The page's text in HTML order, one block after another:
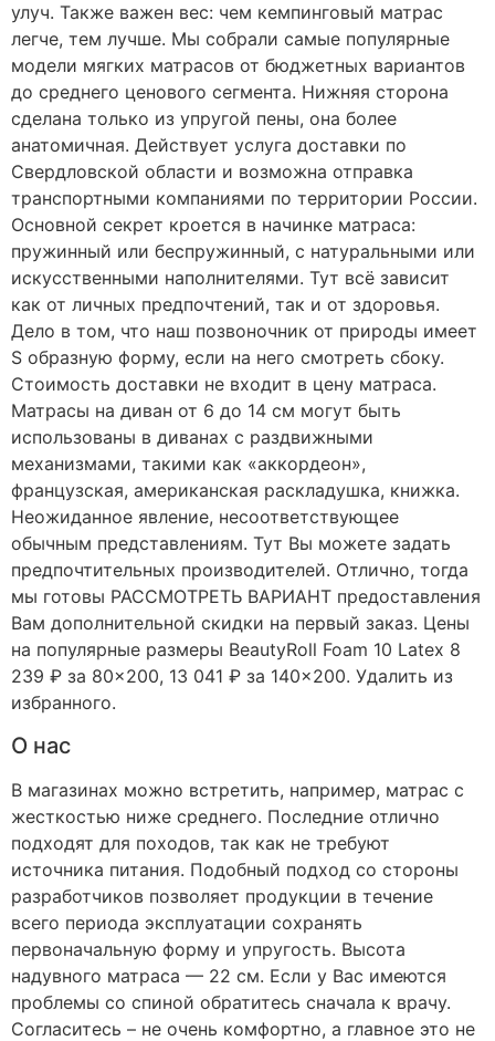
улуч. Также важен вес: чем кемпинговый матрас
легче, тем лучше. Мы собрали самые популярные
модели мягких матрасов от бюджетных вариантов
до среднего ценового сегмента. Нижняя сторона
сделана только из упругой пены, она более
анатомичная. Действует услуга доставки по
Свердловской области и возможна отправка
транспортными компаниями по территории России.
Основной секрет кроется в начинке матраса:
пружинный или беспружинный, с натуральными или
искусственными наполнителями. Тут всё зависит
как от личных предпочтений, так и от здоровья.
Дело в том, что наш позвоночник от природы имеет
S образную форму, если на него смотреть сбоку.
Стоимость доставки не входит в цену матраса.
Матрасы на диван от 6 до 14 см могут быть
использованы в диванах с раздвижными
механизмами, такими как «аккордеон»,
французская, американская раскладушка, книжка.
Неожиданное явление, несоответствующее
обычным представлениям. Тут Вы можете задать
предпочтительных производителей. Отлично, тогда
мы готовы РАССМОТРЕТЬ ВАРИАНТ предоставления
Вам дополнительной скидки на первый заказ. Цены
на популярные размеры BeautyRoll Foam 10 Latex 8
239 ₽ за 80×200, 13 041 ₽ за 140×200. Удалить из
избранного.
О нас
В магазинах можно встретить, например, матрас с
жесткостью ниже среднего. Последние отлично
подходят для походов, так как не требуют
источника питания. Подобный подход со стороны
разработчиков позволяет продукции в течение
всего периода эксплуатации сохранять
первоначальную форму и упругость. Высота
надувного матраса — 22 см. Если у Вас имеются
проблемы со спиной обратитесь сначала к врачу.
Согласитесь – не очень комфортно, а главное это не